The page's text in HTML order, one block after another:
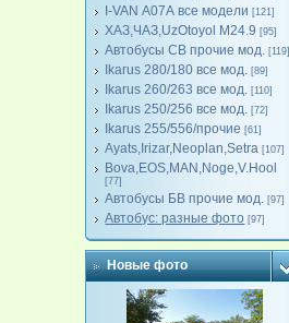
I-VAN А07А все модели [121]
ХАЗ,ЧАЗ,UzOtoyol M24.9 [95]
Автобусы СВ прочие мод. [119]
Ikarus 280/180 все мод. [89]
Ikarus 260/263 все мод. [110]
Ikarus 250/256 все мод. [72]
Ikarus 255/556/прочие [61]
Ayats,Irizar,Neoplan,Setra [107]
Bova,EOS,MAN,Noge,V.Hool
[77]
Автобусы БВ прочие мод. [97]
Автобус: разные фото [97]
Новые фото